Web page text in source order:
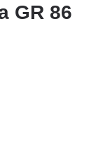
GR 86